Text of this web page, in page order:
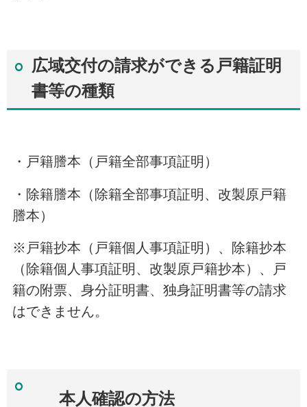
広域交付の請求ができる戸籍証明
書等の種類
・戸籍謄本（戸籍全部事項証明）
・除籍謄本（除籍全部事項証明、改製原戸籍
謄本）
※戸籍抄本（戸籍個人事項証明）、除籍抄本
（除籍個人事項証明、改製原戸籍抄本）、戸
籍の附票、身分証明書、独身証明書等の請求
はできません。
本人確認の方法